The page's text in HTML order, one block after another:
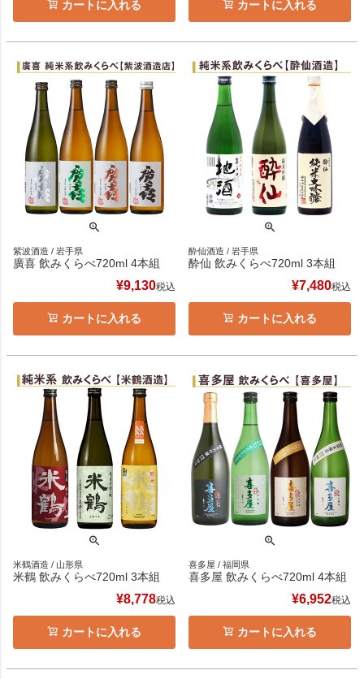
カートに入れる カートに入れる
紫波酒造 / 岩手県
廣喜 飲みくらべ720ml 4本組
¥9,130税込
カートに入れる
酔仙酒造 / 岩手県
酔仙 飲みくらべ720ml 3本組
¥7,480税込
カートに入れる
米鶴酒造 / 山形県
米鶴 飲みくらべ720ml 3本組
¥8,778税込
カートに入れる
喜多屋 / 福岡県
喜多屋 飲みくらべ720ml 4本組
¥6,952税込
カートに入れる